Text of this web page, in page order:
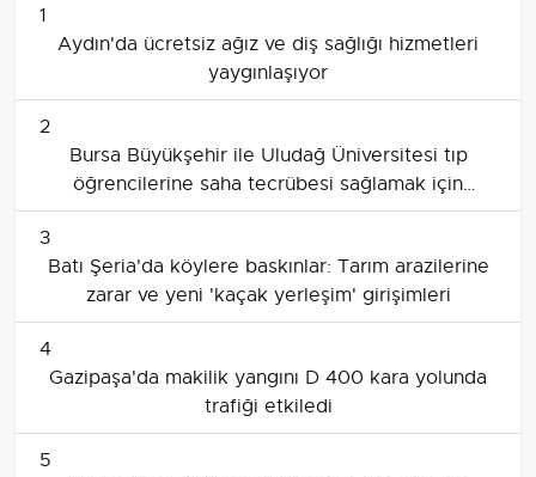
1
Aydın'da ücretsiz ağız ve diş sağlığı hizmetleri
yaygınlaşıyor
2
Bursa Büyükşehir ile Uludağ Üniversitesi tıp
öğrencilerine saha tecrübesi sağlamak için
protokol imzaladı
3
Batı Şeria'da köylere baskınlar: Tarım arazilerine
zarar ve yeni 'kaçak yerleşim' girişimleri
4
Gazipaşa'da makilik yangını D 400 kara yolunda
trafiği etkiledi
5